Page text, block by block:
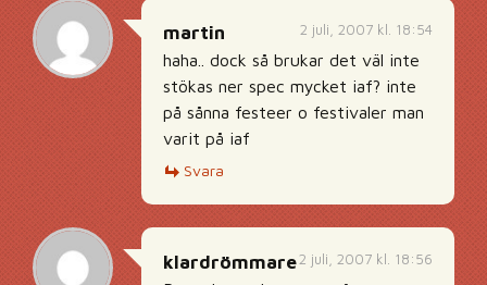
2 juli, 2007 kl. 18:54
martin
haha.. dock så brukar det väl inte
stökas ner spec mycket iaf? inte
på sånna festeer o festivaler man
varit på iaf
Svara
2 juli, 2007 kl. 18:56
klardrömmare